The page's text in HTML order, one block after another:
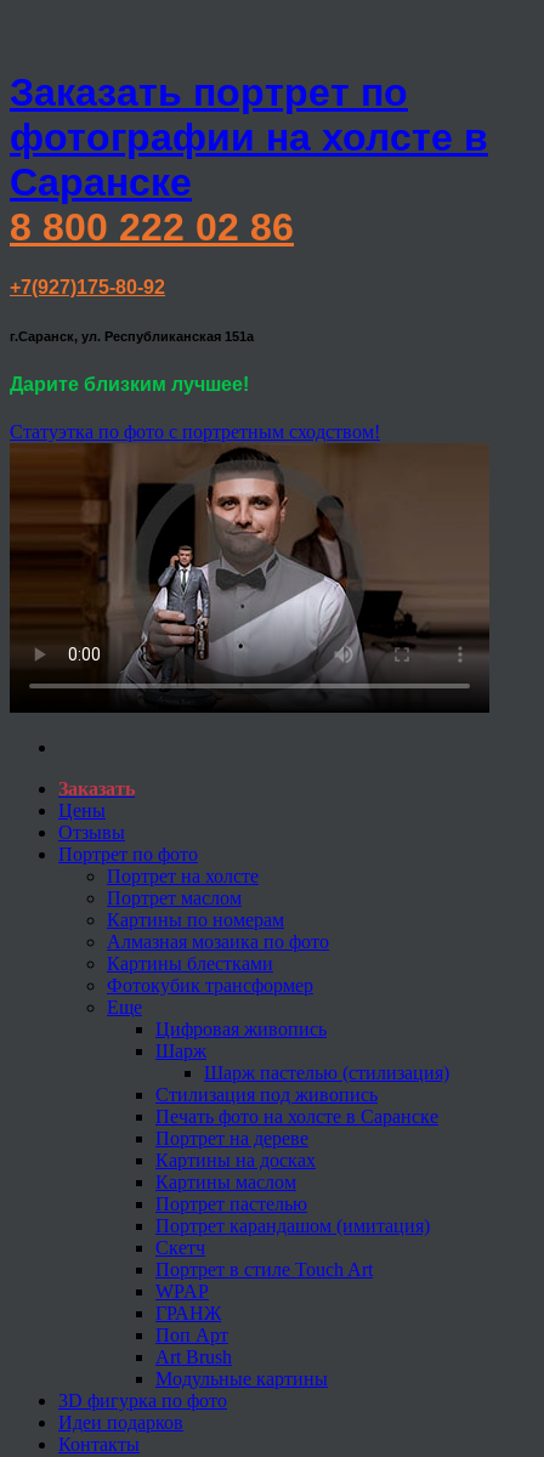
Заказать портрет по
фотографии на холсте в
Саранске
8 800 222 02 86
+7(927)175-80-92
г.Саранск, ул. Республиканская 151а
Дарите близким лучшее!
Статуэтка по фото с портретным сходством!
Заказать
Цены
Отзывы
Портрет по фото
Портрет на холсте
Портрет маслом
Картины по номерам
Алмазная мозаика по фото
Картины блестками
Фотокубик трансформер
Еще
Цифровая живопись
Шарж
Шарж пастелью (стилизация)
Стилизация под живопись
Печать фото на холсте в Саранске
Портрет на дереве
Картины на досках
Картины маслом
Портрет пастелью
Портрет карандашом (имитация)
Скетч
Портрет в стиле Touch Art
WPAP
ГРАНЖ
Поп Арт
Art Brush
Модульные картины
3D фигурка по фото
Идеи подарков
Контакты